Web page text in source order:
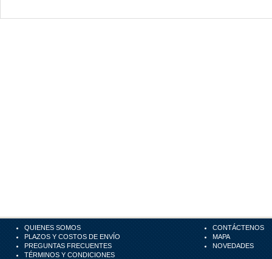
QUIENES SOMOS
PLAZOS Y COSTOS DE ENVÍO
PREGUNTAS FRECUENTES
TÉRMINOS Y CONDICIONES
CONTÁCTENOS
MAPA
NOVEDADES